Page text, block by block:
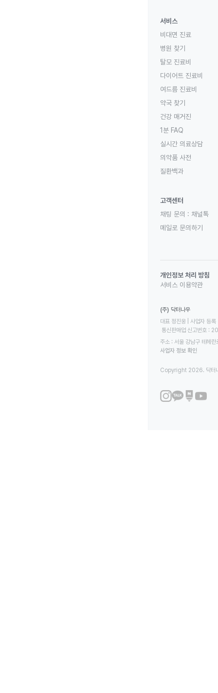
서비스
비대면 진료
병원 찾기
탈모 진료비
다이어트 진료비
여드름 진료비
약국 찾기
건강 매거진
1분 FAQ
실시간 의료상담
의약품 사전
질환백과
고객센터
채팅 문의 : 채널톡
메일로 문의하기
개인정보 처리 방침
서비스 이용약관
(주) 닥터나우
대표 정진웅 | 사업자
통신판매업 신고번호
주소 : 서울 강남구 테헤
사업자 정보 확인
Copyright 2026. 닥터